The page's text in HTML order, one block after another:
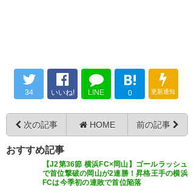
34 いいね! LINE
B!
0 更新通知
次の記事 HOME 前の記事
おすすめ記事
【J2第36節 横浜FC×岡山】ゴールラッシュ
で首位撃破の岡山が2連勝！昇格王手の横浜
FCは今季初の連敗で首位陥落